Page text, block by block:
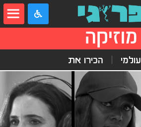
מוזיקה
עולמי הכירו את